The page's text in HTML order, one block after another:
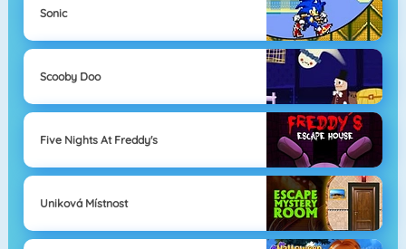
Sonic
Scooby Doo
Five Nights At Freddy's
Uniková Místnost